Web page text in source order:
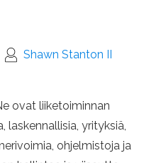
Shawn Stanton II
ovat liiketoiminnan
laskennallisia, yrityksiä,
ohjelmistoja ja